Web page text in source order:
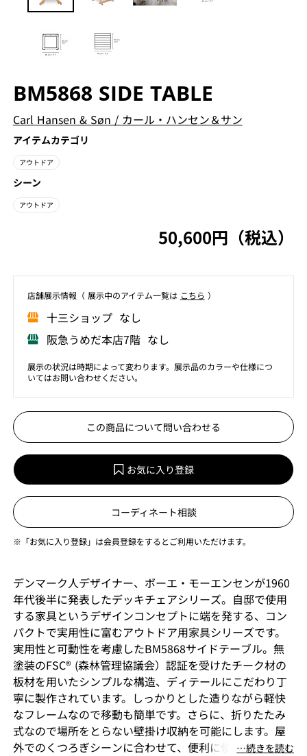
BM5868 SIDE TABLE
Carl Hansen & Søn / カール・ハンセン＆サン
アイテムカテゴリ
アウトドア
シーン
アウトドア
50,600円（税込）
店舗展⽰情報（ 展⽰中のアイテム⼀覧は こちら ）
⼗三ショップ なし
阪急うめだ本店7階 なし
展示の状況は時期によって変わります。展示品のカラーや仕様につ
いてはお問い合わせください。
この商品について問い合わせる
お気に入り登録
コーディネート相談
※「お気に入り登録」は会員登録をするとご利用いただけます。
デンマーク人デザイナー、ボーエ・モーエンセンが1960
年代後半に発表したデッキチェアシリーズ。自邸で使用
する家具というデザインコンセプトに端を発する、コン
パクトで実用性に富むアウトドア用家具シリーズです。
実用性と可動性を考慮したBM5868サイドテーブル。無
塗装のFSC® (森林管理協議会）認証を受けたチーク材の
板材を用いたシンプルな構造、ディテールにこだわり丁
寧に製作されています。しっかりとした造りながら軽快
なフレームなので移動も簡単です。さらに、折りたたみ
式なので場所をとらない壁掛け収納を可能にします。屋
外でのくつろぎシーンに合わせて、便利に使用できるテ
⋯続きを読む